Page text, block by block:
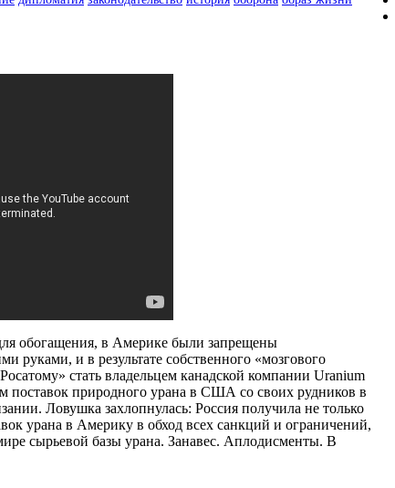
обогащения, в Америке были запрещены
руками, и в результате собственного «мозгового
стать владельцем канадской компании Uranium
поставок природного урана в США со своих рудников в
Ловушка захлопнулась: Россия получила не только
урана в Америку в обход всех санкций и ограничений,
сырьевой базы урана. Занавес. Аплодисменты. В